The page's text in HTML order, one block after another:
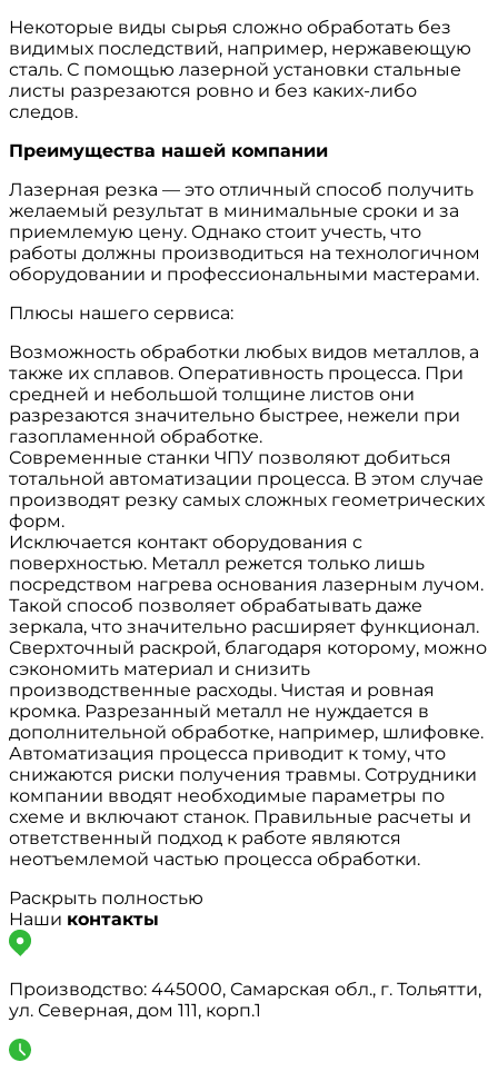
Некоторые виды сырья сложно обработать без
видимых последствий, например, нержавеющую
сталь. С помощью лазерной установки стальные
листы разрезаются ровно и без каких-либо
следов.
Преимущества нашей компании
Лазерная резка — это отличный способ получить
желаемый результат в минимальные сроки и за
приемлемую цену. Однако стоит учесть, что
работы должны производиться на технологичном
оборудовании и профессиональными мастерами.
Плюсы нашего сервиса:
Возможность обработки любых видов металлов, а
также их сплавов. Оперативность процесса. При
средней и небольшой толщине листов они
разрезаются значительно быстрее, нежели при
газопламенной обработке.
Современные станки ЧПУ позволяют добиться
тотальной автоматизации процесса. В этом случае
производят резку самых сложных геометрических
форм.
Исключается контакт оборудования с
поверхностью. Металл режется только лишь
посредством нагрева основания лазерным лучом.
Такой способ позволяет обрабатывать даже
зеркала, что значительно расширяет функционал.
Сверхточный раскрой, благодаря которому, можно
сэкономить материал и снизить
производственные расходы. Чистая и ровная
кромка. Разрезанный металл не нуждается в
дополнительной обработке, например, шлифовке.
Автоматизация процесса приводит к тому, что
снижаются риски получения травмы. Сотрудники
компании вводят необходимые параметры по
схеме и включают станок. Правильные расчеты и
ответственный подход к работе являются
неотъемлемой частью процесса обработки.
Раскрыть полностью
Наши контакты
Производство: 445000, Самарская обл., г. Тольятти,
ул. Северная, дом 111, корп.1